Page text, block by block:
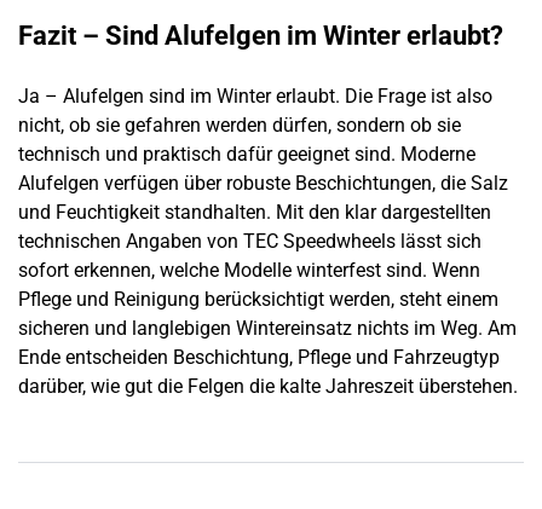
Fazit – Sind Alufelgen im Winter erlaubt?
Ja – Alufelgen sind im Winter erlaubt. Die Frage ist also
nicht, ob sie gefahren werden dürfen, sondern ob sie
technisch und praktisch dafür geeignet sind. Moderne
Alufelgen verfügen über robuste Beschichtungen, die Salz
und Feuchtigkeit standhalten. Mit den klar dargestellten
technischen Angaben von TEC Speedwheels lässt sich
sofort erkennen, welche Modelle winterfest sind. Wenn
Pflege und Reinigung berücksichtigt werden, steht einem
sicheren und langlebigen Wintereinsatz nichts im Weg. Am
Ende entscheiden Beschichtung, Pflege und Fahrzeugtyp
darüber, wie gut die Felgen die kalte Jahreszeit überstehen.